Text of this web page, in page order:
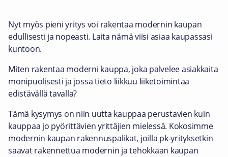
Nyt myös pieni yritys voi rakentaa modernin kaupan
edullisesti ja nopeasti. Laita nämä viisi asiaa kaupassasi
kuntoon.
Miten rakentaa moderni kauppa, joka palvelee asiakkaita
monipuolisesti ja jossa tieto liikkuu liiketoimintaa
edistävällä tavalla?
Tämä kysymys on niin uutta kauppaa perustavien kuin
kauppaa jo pyörittävien yrittäjien mielessä. Kokosimme
modernin kaupan rakennuspalikat, joilla pk-yrityksetkin
saavat rakennettua modernin ja tehokkaan kaupan